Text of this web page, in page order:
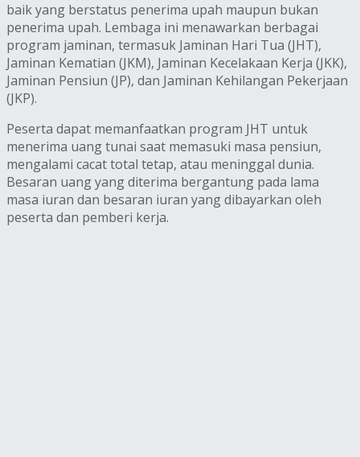
baik yang berstatus penerima upah maupun bukan
penerima upah. Lembaga ini menawarkan berbagai
program jaminan, termasuk Jaminan Hari Tua (JHT),
Jaminan Kematian (JKM), Jaminan Kecelakaan Kerja (JKK),
Jaminan Pensiun (JP), dan Jaminan Kehilangan Pekerjaan
(JKP).
Peserta dapat memanfaatkan program JHT untuk
menerima uang tunai saat memasuki masa pensiun,
mengalami cacat total tetap, atau meninggal dunia.
Besaran uang yang diterima bergantung pada lama
masa iuran dan besaran iuran yang dibayarkan oleh
peserta dan pemberi kerja.